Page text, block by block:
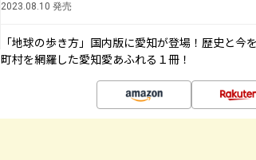
2023.08.10 発売
「地球の歩き方」国内版に愛知が登場！歴史と
町村を網羅した愛知愛あふれる１冊！